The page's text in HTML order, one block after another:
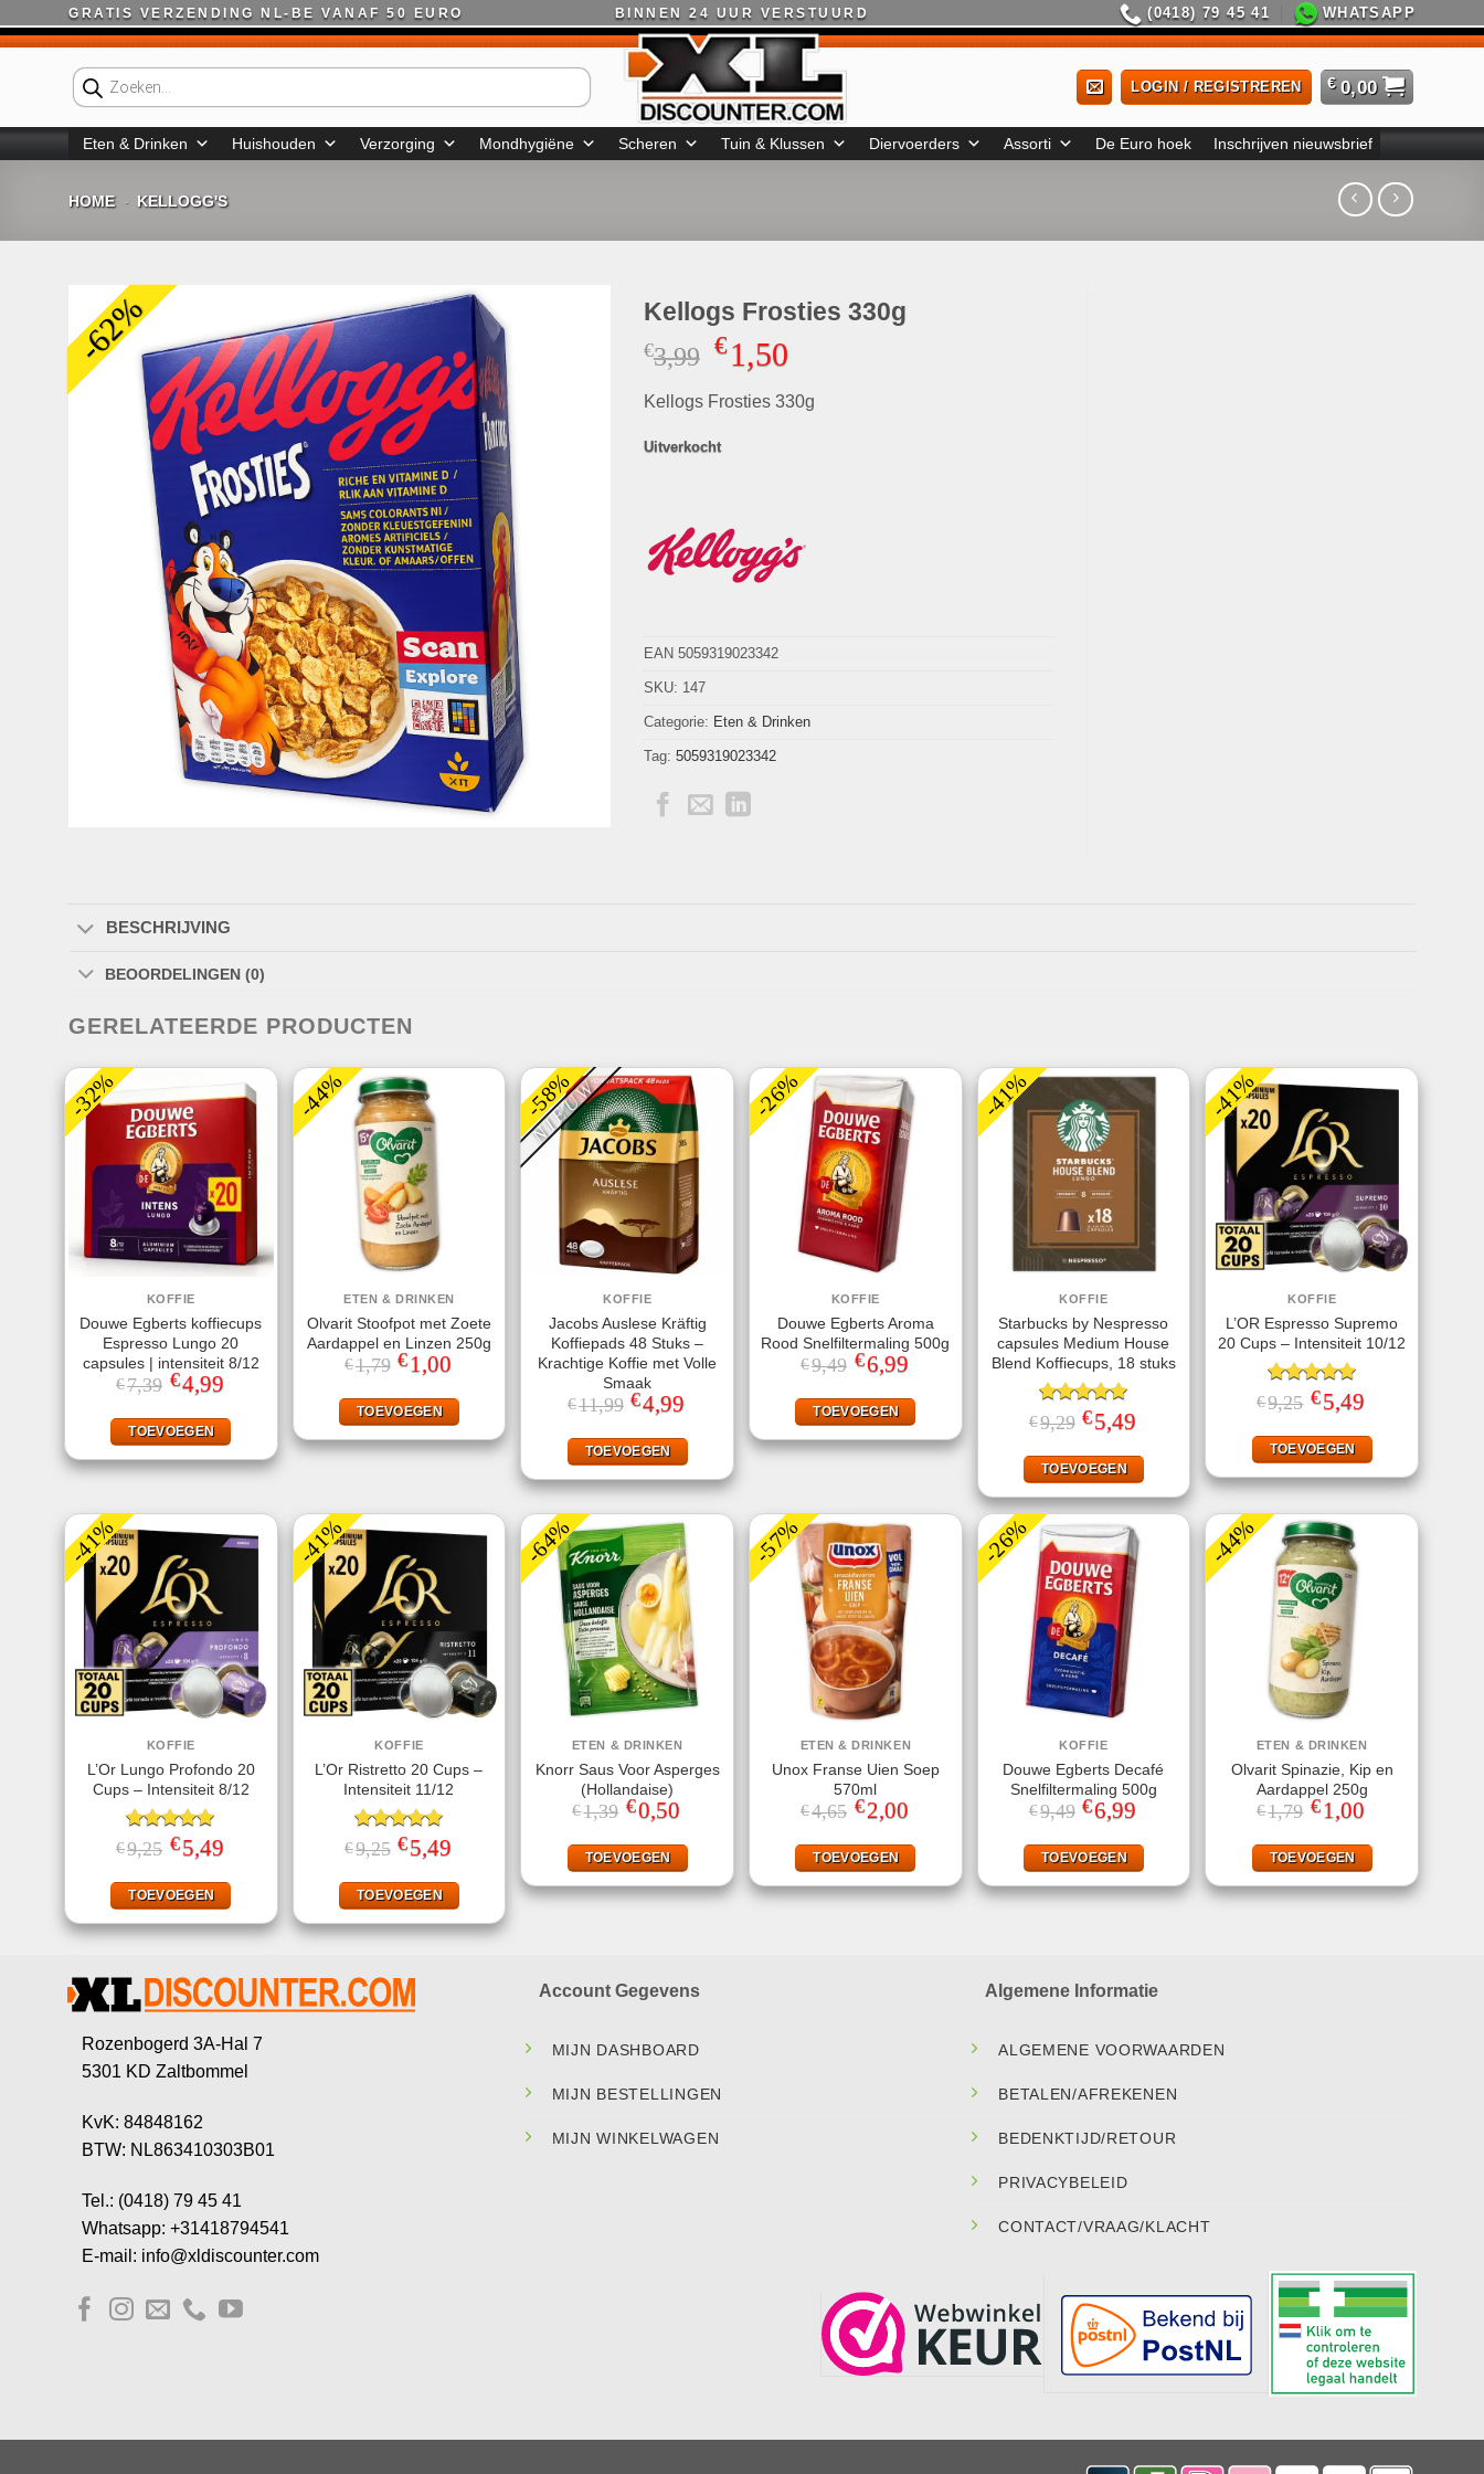
naar
GRATIS VERZENDING NL-BE VANAF 50 EURO BINNEN 24 UUR VERSTUURD (0418) 79 45 41 WHATSAPP
Producten
zoeken
LOGIN / REGISTREREN € 0,00
Eten & Drinken Huishouden Verzorging Mondhygiëne Scheren Tuin & Klussen Diervoerders Assorti De Euro hoek Inschrijven nieuwsbrief
HOME - KELLOGG'S
-62% Kellogs Frosties 330g
€3,99 Oorspronkelijke
prijs
was:
€1,50Huidige
is:
Kellogs Frosties 330g
Uitverkocht
EAN 5059319023342
SKU: 147
Categorie: Eten & Drinken
Tag: 5059319023342
BESCHRIJVING
BEOORDELINGEN (0)
GERELATEERDE PRODUCTEN
-32%
KOFFIE
Douwe Egberts koffiecups
Espresso Lungo 20
capsules | intensiteit 8/12
€7,39 Oorspronkelijke
prijs
€7,39.
€4,99Huidige
€4,99.
TOEVOEGEN
-44%
ETEN & DRINKEN
Olvarit Stoofpot met Zoete
Aardappel en Linzen 250g
€1,79 Oorspronkelijke
prijs
€1,79.
€ 1,00
€1,00.
TOEVOEGEN
-58%
NIEUW
KOFFIE
Jacobs Auslese Kräftig
Koffiepads 48 Stuks –
Krachtige Koffie met Volle
Smaak
€11,99 Oorspronkelijke
prijs
€11,99.
€4,99
€4,99.
TOEVOEGEN
-26%
KOFFIE
Douwe Egberts Aroma
Rood Snelfiltermaling 500g
€9,49 Oorspronkelijke
prijs
€9,49.
€6,99Huidige
€6,99.
TOEVOEGEN
-41%
KOFFIE
Starbucks by Nespresso
capsules Medium House
Blend Koffiecups, 18 stuks
Gewaardeerd
5.00uit 5
€9,29 Oorspronkelijke
prijs
€9,29.
€5,49
€5,49.
TOEVOEGEN
-41%
KOFFIE
L’OR Espresso Supremo
20 Cups – Intensiteit 10/12
Gewaardeerd
5.00uit 5
€9,25 Oorspronkelijke
prijs
€9,25.
€5,49Huidige
€5,49.
TOEVOEGEN
-41%
KOFFIE
L’Or Lungo Profondo 20
Cups – Intensiteit 8/12
Gewaardeerd
5.00uit 5
€9,25 Oorspronkelijke
prijs
€9,25.
€5,49Huidige
€5,49.
TOEVOEGEN
-41%
KOFFIE
L’Or Ristretto 20 Cups –
Intensiteit 11/12
Gewaardeerd
5.00uit 5
€9,25 Oorspronkelijke
prijs
€9,25.
€5,49
€5,49.
TOEVOEGEN
-64%
ETEN & DRINKEN
Knorr Saus Voor Asperges
(Hollandaise)
€1,39 Oorspronkelijke
prijs
€1,39.
€0,50Huidige
€0,50.
TOEVOEGEN
-57%
ETEN & DRINKEN
Unox Franse Uien Soep
570ml
€4,65 Oorspronkelijke
prijs
€4,65.
€2,00Huidige
€2,00.
TOEVOEGEN
-26%
KOFFIE
Douwe Egberts Decafé
Snelfiltermaling 500g
€9,49 Oorspronkelijke
prijs
€9,49.
€6,99
€6,99.
TOEVOEGEN
-44%
ETEN & DRINKEN
Olvarit Spinazie, Kip en
Aardappel 250g
€1,79 Oorspronkelijke
prijs
€1,79.
€ 1,00Huidige
€1,00.
TOEVOEGEN
Rozenbogerd 3A-Hal 7
5301 KD Zaltbommel
KvK: 84848162
BTW: NL863410303B01
Tel.: (0418) 79 45 41
Whatsapp: +31418794541
E-mail: info@xldiscounter.com
Account Gegevens
MIJN DASHBOARD
MIJN BESTELLINGEN
MIJN WINKELWAGEN
Algemene Informatie
ALGEMENE VOORWAARDEN
BETALEN/AFREKENEN
BEDENKTIJD/RETOUR
PRIVACYBELEID
CONTACT/VRAAG/KLACHT